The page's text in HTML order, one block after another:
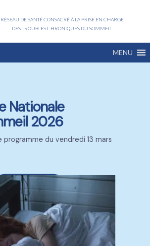
RÉSEAU DE SANTÉ CONSACRÉ À LA PRISE EN CHARGE
DES TROUBLES CHRONIQUES DU SOMMEIL
MENU
Visiter la page
Nationale
2026
programme du vendredi 13 mars